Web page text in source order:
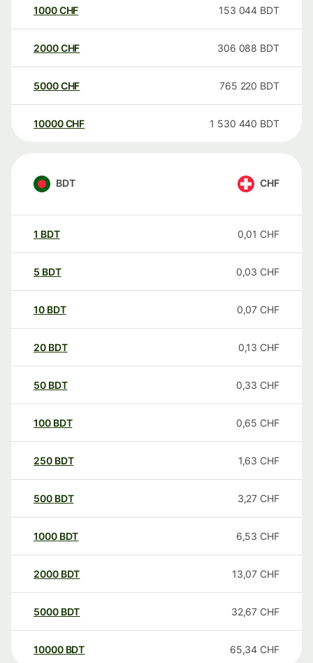
1000CHF 153 044 BDT
2000CHF 306 088 BDT
5000CHF 765 220 BDT
10000 CHF 1 530 440 BDT
BDT CHF
1 BDT 0,01 CHF
5 BDT 0,03 CHF
10 BDT 0,07 CHF
20 BDT 0,13 CHF
50 BDT 0,33 CHF
100 BDT 0,65 CHF
250 BDT 1,63 CHF
500 BDT 3,27 CHF
1000 BDT 6,53 CHF
2000 BDT 13,07 CHF
5000 BDT 32,67 CHF
10000 BDT 65,34 CHF